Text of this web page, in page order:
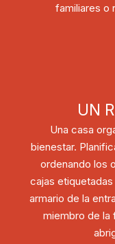
familiares o
UN
Una casa
bienestar.
ordenando los
cajas
armario de la
miembro de la